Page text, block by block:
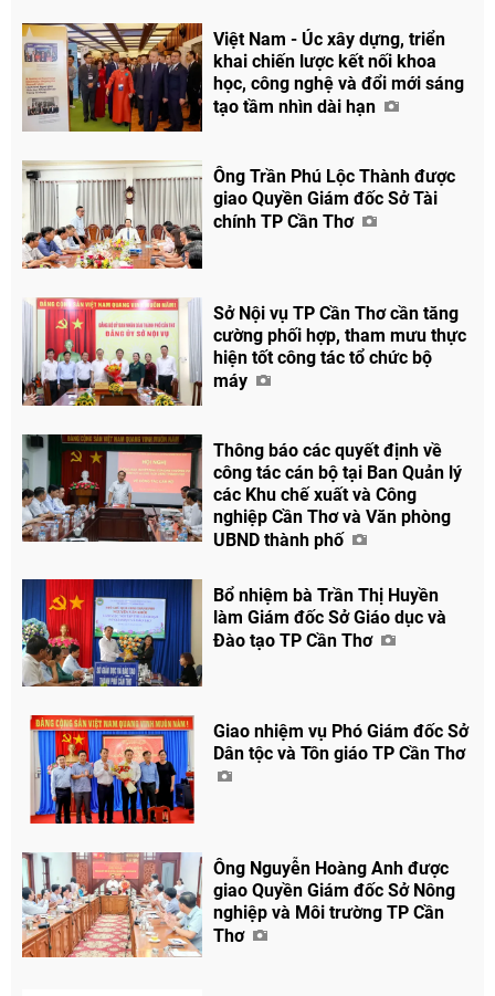
Chia sẻ
Việt Nam - Úc xây dựng, triển
khai chiến lược kết nối khoa
học, công nghệ và đổi mới sáng
tạo tầm nhìn dài hạn
Ông Trần Phú Lộc Thành được
giao Quyền Giám đốc Sở Tài
chính TP Cần Thơ
Sở Nội vụ TP Cần Thơ cần tăng
cường phối hợp, tham mưu thực
hiện tốt công tác tổ chức bộ
máy
Thông báo các quyết định về
công tác cán bộ tại Ban Quản lý
các Khu chế xuất và Công
nghiệp Cần Thơ và Văn phòng
UBND thành phố
Bổ nhiệm bà Trần Thị Huyền
làm Giám đốc Sở Giáo dục và
Đào tạo TP Cần Thơ
Giao nhiệm vụ Phó Giám đốc Sở
Dân tộc và Tôn giáo TP Cần Thơ
Ông Nguyễn Hoàng Anh được
giao Quyền Giám đốc Sở Nông
nghiệp và Môi trường TP Cần
Thơ